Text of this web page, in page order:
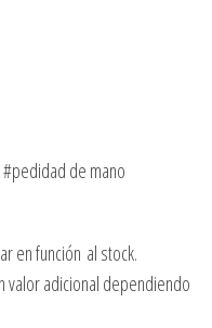
de mano
en función al stock.
valor adicional dependiendo